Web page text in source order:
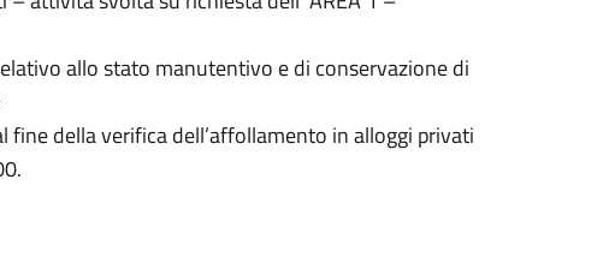
allo stato manutentivo e di conservazione di
della verifica dell’affollamento in alloggi privati